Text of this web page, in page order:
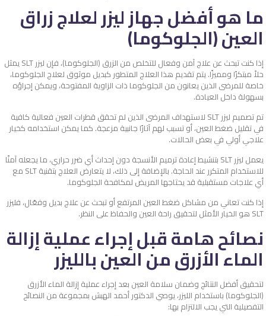
ما هو أفضل جهاز ليزر لعلاج زراق
العين (الجلوكوما)
إذا كنت تبحث عن علاج آمن وفعال للتخلص من الزرق (الجلوكوما)، فإن ليزر SLT يمثل
حلاً مبتكرًا ومميزًا. يتم تقديم هذا العلاج المتطور كبديل موثوق لعلاج الجلوكوما،
خاصة للمرضى الذين يعانون من الجلوكوما ذات الزاوية المفتوحة، ويمكن إجراؤه
بسهولة داخل العيادة.
تم تصميم ليزر SLT لاستهداف المرضى الذين لم تحقق قطرات العين فعالية كافية
في تقليل ضغط العين، أو تسبب لهم آثارًا جانبية مزعجة. كما يمكن استخدامه كخيار
علاجي أولي في بعض الحالات.
يعمل ليزر SLT بتنشيط إعادة ترميم الأنسجة دون إحداث أي ضرر حراري، ما يجعله آمنًا
للاستخدام المتكرر عند الحاجة. بالإضافة إلى ذلك، لا يتعارض العلاج بتقنية SLT مع
أي علاجات مستقبلية قد يحتاجها المريض لمكافحة الجلوكوما.
إذا كنت تعاني من مشاكل ضغط العين المرتفع أو تبحث عن علاج بديل وفعّال، فليزر
SLT هو الخيار الأمثل لتحقيق راحة العين والحفاظ على النظر.
نصائح هامة قبل إجراء عملية إزالة
الماء الأزرق من العين بالليزر
لتحقيق أفضل النتائج وضمان سلامة العين بعد إجراء عملية إزالة الماء الأزرق
(الجلوكوما) باستخدام الليزر، يوصي الدكتور أحمد الهبش بمجموعة من النصائح
التفصيلية التي يجب الالتزام بها: